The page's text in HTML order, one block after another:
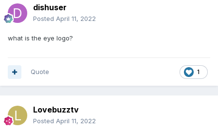
dishuser
Posted April 11, 2022
what is the eye logo?
1
Quote
Lovebuzztv
Posted April 11, 2022